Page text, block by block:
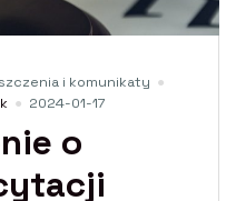
i komunikaty
2024-01-17
o